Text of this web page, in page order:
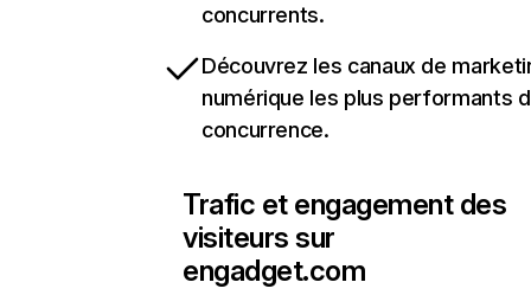
concurrents.
Découvrez les canaux de
numérique les plus performants
concurrence.
Trafic et engagement des
visiteurs sur
engadget.com